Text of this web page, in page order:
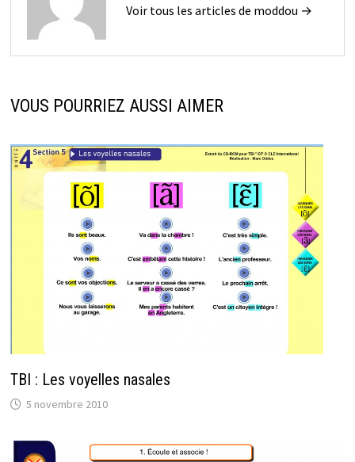
Voir tous les articles de moddou →
VOUS POURRIEZ AUSSI AIMER
TBI : Les voyelles nasales
5 novembre 2010